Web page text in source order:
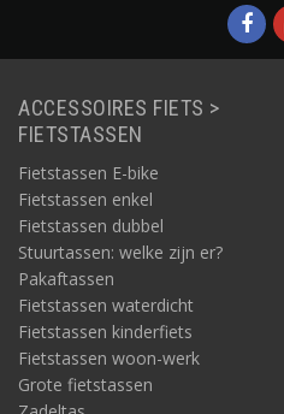
Urban Proof Recycled-
planeet
collectie van Urban Proof zijn
materialen, zoals gerecyclede
Deze Nederlandse organisatie
planeet. Voor elk verkocht
doneert Urban Proof 5% van de
Urban Proof-aanbod op
Het kopen van een Urban
gemakkelijk online via deze
bekijken?Zie ons
informatie. De voordelen uiten
ACCESSOIRES FIETS >
FIETSTASSEN
Fietstassen E-bike
Fietstassen enkel
Fietstassen dubbel
Stuurtassen: welke zijn er?
Pakaftassen
Fietstassen waterdicht
Fietstassen kinderfiets
Fietstassen woon-werk
Grote fietstassen